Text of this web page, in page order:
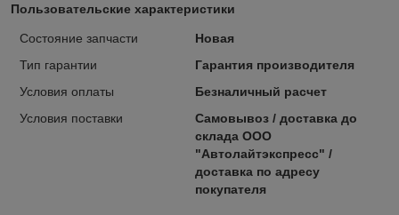
Пользовательские характеристики
Состояние запчасти
Новая
Тип гарантии
Гарантия производителя
Условия оплаты
Безналичный расчет
Условия поставки
Самовывоз / доставка до
склада ООО
"Автолайтэкспресс" /
доставка по адресу
покупателя